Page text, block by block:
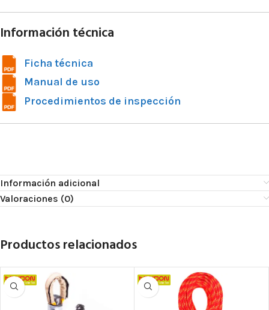
Información técnica
Ficha técnica
Manual de uso
Procedimientos de inspección
Información adicional
Valoraciones (0)
Productos relacionados